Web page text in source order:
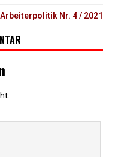
Arbeiterpolitik Nr. 4 / 2021